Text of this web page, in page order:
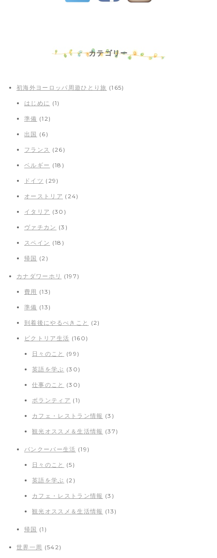
カテゴリー
初海外ヨーロッパ周遊ひとり旅 (165)
はじめに (1)
準備 (12)
出国 (6)
フランス (26)
ベルギー (18)
ドイツ (29)
オーストリア (24)
イタリア (30)
ヴァチカン (3)
スペイン (18)
帰国 (2)
カナダワーホリ (197)
費用 (13)
準備 (13)
到着後にやるべきこと (2)
ビクトリア生活 (160)
日々のこと (99)
英語を学ぶ (30)
仕事のこと (30)
ボランティア (1)
カフェ・レストラン情報 (3)
観光オススメ＆生活情報 (37)
バンクーバー生活 (19)
日々のこと (5)
英語を学ぶ (2)
カフェ・レストラン情報 (3)
観光オススメ＆生活情報 (13)
帰国 (1)
世界一周 (542)